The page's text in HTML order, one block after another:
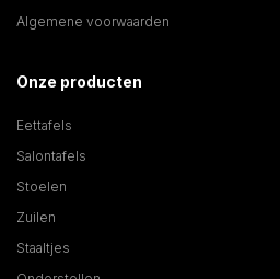
Algemene voorwaarden
Onze producten
Eettafels
Salontafels
Stoelen
Zuilen
Staaltjes